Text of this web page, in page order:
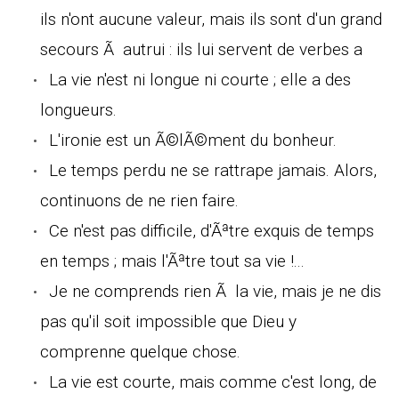
ils n'ont aucune valeur, mais ils sont d'un grand
secours Ã autrui : ils lui servent de verbes a
La vie n'est ni longue ni courte ; elle a des
longueurs.
L'ironie est un Ã©lÃ©ment du bonheur.
Le temps perdu ne se rattrape jamais. Alors,
continuons de ne rien faire.
Ce n'est pas difficile, d'Ãªtre exquis de temps
en temps ; mais l'Ãªtre tout sa vie !...
Je ne comprends rien Ã la vie, mais je ne dis
pas qu'il soit impossible que Dieu y
comprenne quelque chose.
La vie est courte, mais comme c'est long, de